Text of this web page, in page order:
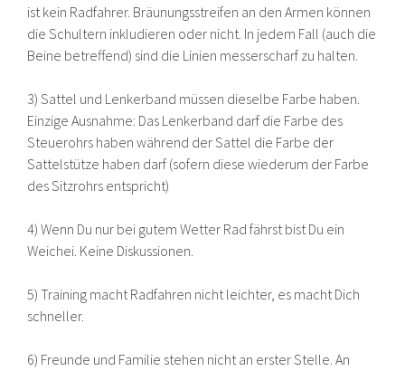
ist kein Radfahrer. Bräunungsstreifen an den Armen können
die Schultern inkludieren oder nicht. In jedem Fall (auch die
Beine betreffend) sind die Linien messerscharf zu halten.
3) Sattel und Lenkerband müssen dieselbe Farbe haben.
Einzige Ausnahme: Das Lenkerband darf die Farbe des
Steuerohrs haben während der Sattel die Farbe der
Sattelstütze haben darf (sofern diese wiederum der Farbe
des Sitzrohrs entspricht)
4) Wenn Du nur bei gutem Wetter Rad fährst bist Du ein
Weichei. Keine Diskussionen.
5) Training macht Radfahren nicht leichter, es macht Dich
schneller.
6) Freunde und Familie stehen nicht an erster Stelle. An